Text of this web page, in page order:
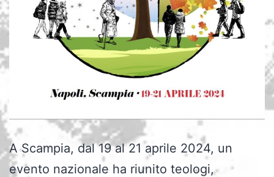
A Scampia, dal 19 al 21 aprile 2024, un
evento nazionale ha riunito teologi,